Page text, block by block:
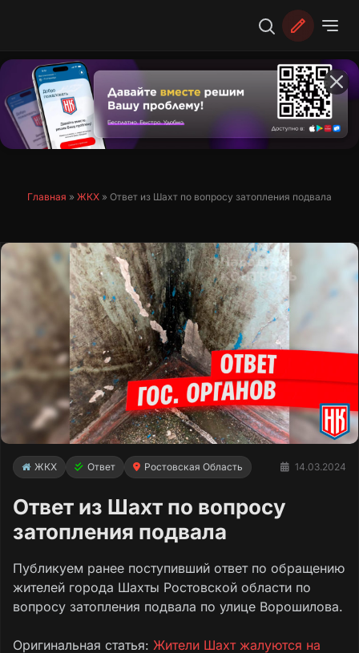
Главная » ЖКХ » Ответ из Шахт по вопросу затопления подвала
ЖКХ Ответ Ростовская Область 14.03.2024
Ответ из Шахт по вопросу
затопления подвала
Публикуем ранее поступивший ответ по обращению
жителей города Шахты Ростовской области по
вопросу затопления подвала по улице Ворошилова.
Оригинальная статья: Жители Шахт жалуются на